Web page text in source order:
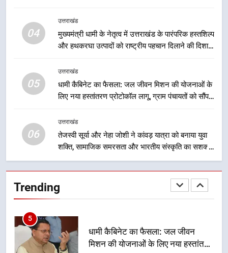
लाभ मिल रहा है
04
उत्तराखंड
मुख्यमंत्री धामी के नेतृत्व में उत्तराखंड के पारंपरिक हस्तशिल्प
और हथकरघा उत्पादों को राष्ट्रीय पहचान दिलाने की दिशा में
05
उत्तराखंड
धामी कैबिनेट का फैसला: जल जीवन मिशन की योजनाओं के
लिए नया हस्तांतरण प्रोटोकॉल लागू, ग्राम पंचायतों को सौंपने
06
उत्तराखंड
तेजस्वी सूर्या और नेहा जोशी ने कांवड़ यात्रा को बनाया युवा
शक्ति, सामाजिक समरसता और भारतीय संस्कृति का सशक्त
संदेश
Trending
मुख्यमंत्री धामी ने कहा कि पेंशन राशि का
समयबद्ध एवं पारदर्शी तरीके से सीधे
योजनाओं का सीधे लाभ मिल रहा है
4
मुख्यमंत्री धामी के नेतृत्व में उत्तराखंड के
निरंतर प्रयास
मिशन की योजनाओं के लिए नया हस्तांतरण
प्रोटोकॉल लागू, ग्राम पंचायतों को सौंपने
6
तेजस्वी सूर्या और नेहा जोशी ने कांवड़
यात्रा को बनाया युवा शक्ति, सामाजिक